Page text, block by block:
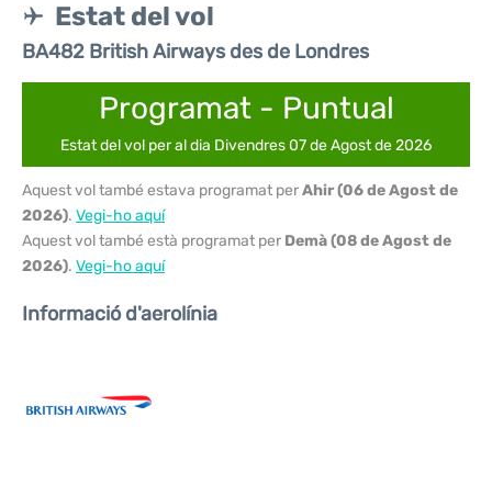
Estat del vol
BA482 British Airways des de Londres
Programat - Puntual
Estat del vol per al dia Divendres 07 de Agost de 2026
Aquest vol també estava programat perAhir (06 de Agost de
2026). Vegi-ho aquí
Aquest vol també està programat per Demà (08 de Agost de
2026). Vegi-ho aquí
Informació d'aerolínia